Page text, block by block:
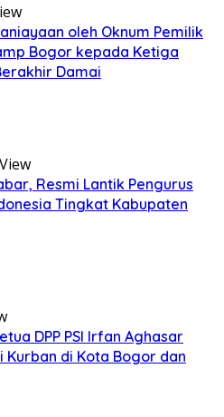
oleh Oknum Pemilik
Bogor kepada Ketiga
Damai
Resmi Lantik Pengurus
Tingkat Kabupaten
DPP PSI Irfan Aghasar
Kurban di Kota Bogor dan